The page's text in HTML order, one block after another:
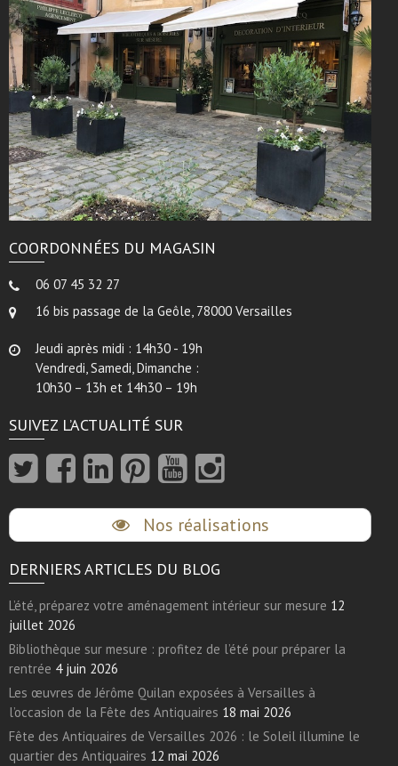
COORDONNÉES DU MAGASIN
06 07 45 32 27
16 bis passage de la Geôle, 78000 Versailles
Jeudi après midi : 14h30 - 19h
Vendredi, Samedi, Dimanche :
10h30 – 13h et 14h30 – 19h
SUIVEZ L’ACTUALITÉ SUR
Nos réalisations
DERNIERS ARTICLES DU BLOG
L’été, préparez votre aménagement intérieur sur mesure 12
juillet 2026
Bibliothèque sur mesure : profitez de l’été pour préparer la
rentrée 4 juin 2026
Les œuvres de Jérôme Quilan exposées à Versailles à
l’occasion de la Fête des Antiquaires 18 mai 2026
Fête des Antiquaires de Versailles 2026 : le Soleil illumine le
quartier des Antiquaires 12 mai 2026